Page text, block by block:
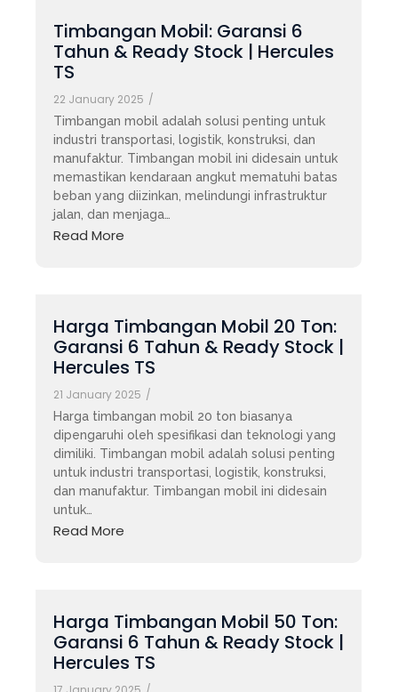
Timbangan Mobil: Garansi 6
Tahun & Ready Stock | Hercules
TS
22 January 2025 /
Timbangan mobil adalah solusi penting untuk
industri transportasi, logistik, konstruksi, dan
manufaktur. Timbangan mobil ini didesain untuk
memastikan kendaraan angkut mematuhi batas
beban yang diizinkan, melindungi infrastruktur
jalan, dan menjaga…
Read More
Harga Timbangan Mobil 20 Ton:
Garansi 6 Tahun & Ready Stock |
Hercules TS
21 January 2025 /
Harga timbangan mobil 20 ton biasanya
dipengaruhi oleh spesifikasi dan teknologi yang
dimiliki. Timbangan mobil adalah solusi penting
untuk industri transportasi, logistik, konstruksi,
dan manufaktur. Timbangan mobil ini didesain
untuk…
Read More
Harga Timbangan Mobil 50 Ton:
Garansi 6 Tahun & Ready Stock |
Hercules TS